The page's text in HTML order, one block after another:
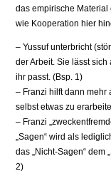
das empirische
wie Kooperation hier
– Yussuf unterbricht
der Arbeit. Sie lässt
ihr passt. (Bsp. 1)
– Franzi hilft dann mehr
selbst etwas zu
– Franzi
„Sagen“ wird als
das „Nicht-Sagen“ dem
2)